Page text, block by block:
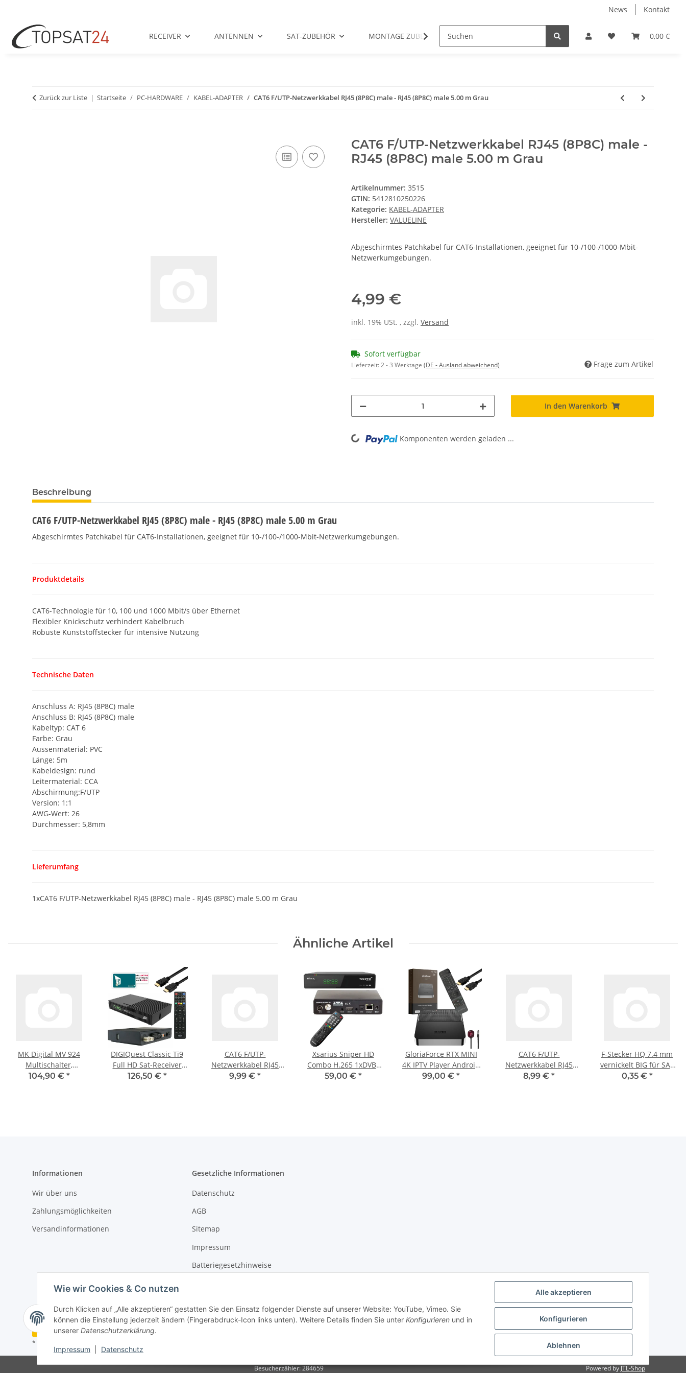
Alle akzeptieren
Konfigurieren
Ablehnen
Wie wir Cookies & Co nutzen
Durch Klicken auf „Alle akzeptieren“ gestatten Sie den Einsatz folgender Dienste auf unserer Website: YouTube, Vimeo. Sie
können die Einstellung jederzeit ändern (Fingerabdruck-Icon links unten). Weitere Details finden Sie unter Konfigurieren und in
unserer Datenschutzerklärung.
Impressum Datenschutz
News Kontakt
0,00 €
RECEIVER ANTENNEN SAT-ZUBEHÖR MONTAGE ZUBEHÖR ENTERTAINMENT PC-HARDWARE
Zurück zur Liste Startseite PC-HARDWARE KABEL-ADAPTER CAT6 F/UTP-Netzwerkkabel RJ45 (8P8C) male - RJ45 (8P8C) male 5.00 m Grau
CAT6 F/UTP-Netzwerkkabel RJ45 (8P8C) male -
RJ45 (8P8C) male 5.00 m Grau
Artikelnummer: 3515
GTIN: 5412810250226
Kategorie: KABEL-ADAPTER
Hersteller: VALUELINE
Abgeschirmtes Patchkabel für CAT6-Installationen, geeignet für 10-/100-/1000-Mbit-
Netzwerkumgebungen.
4,99 €
inkl. 19% USt. , zzgl. Versand
Sofort verfügbar
Lieferzeit:2 - 3 Werktage (DE - Ausland abweichend) Frage zum Artikel
In den Warenkorb
Loading... Komponenten werden geladen ...
Beschreibung
CAT6 F/UTP-Netzwerkkabel RJ45 (8P8C) male - RJ45 (8P8C) male 5.00 m Grau
Abgeschirmtes Patchkabel für CAT6-Installationen, geeignet für 10-/100-/1000-Mbit-Netzwerkumgebungen.
Produktdetails
CAT6-Technologie für 10, 100 und 1000 Mbit/s über Ethernet
Flexibler Knickschutz verhindert Kabelbruch
Robuste Kunststoffstecker für intensive Nutzung
Technische Daten
Anschluss A: RJ45 (8P8C) male
Anschluss B: RJ45 (8P8C) male
Kabeltyp: CAT 6
Farbe: Grau
Aussenmaterial: PVC
Länge: 5m
Kabeldesign: rund
Leitermaterial: CCA
Abschirmung:F/UTP
Version: 1:1
AWG-Wert: 26
Durchmesser: 5,8mm
Lieferumfang
1xCAT6 F/UTP-Netzwerkkabel RJ45 (8P8C) male - RJ45 (8P8C) male 5.00 m Grau
Ähnliche Artikel
MK Digital MV 924
Multischalter,
Multiswitch SAT
104,90 € *
DIGIQuest Classic Ti9
Full HD Sat-Receiver
mit Aktiver TIVUSAT
126,50 € *
CAT6 F/UTP-
Netzwerkkabel RJ45
(8P8C) male - RJ45
9,99 € *
Xsarius Sniper HD
Combo H.265 1xDVB-
S2/C/T2 Tuner HDTV Sat
59,00 € *
GloriaForce RTX MINI
4K IPTV Player Android
11 2GB RAM, 16GB
99,00 € *
CAT6 F/UTP-
Netzwerkkabel RJ45
(8P8C) male - RJ45
8,99 € *
F-Stecker HQ 7.4 mm
vernickelt BIG für SAT
Kabel Stecker mit
0,35 € *
Informationen
Wir über uns
Zahlungsmöglichkeiten
Versandinformationen
Gesetzliche Informationen
Datenschutz
AGB
Sitemap
Impressum
Batteriegesetzhinweise
Vertrag widerrufen
* Alle Preise inkl. gesetzlicher USt., zzgl.
Besucherzähler: 284659 Powered by JTL-Shop